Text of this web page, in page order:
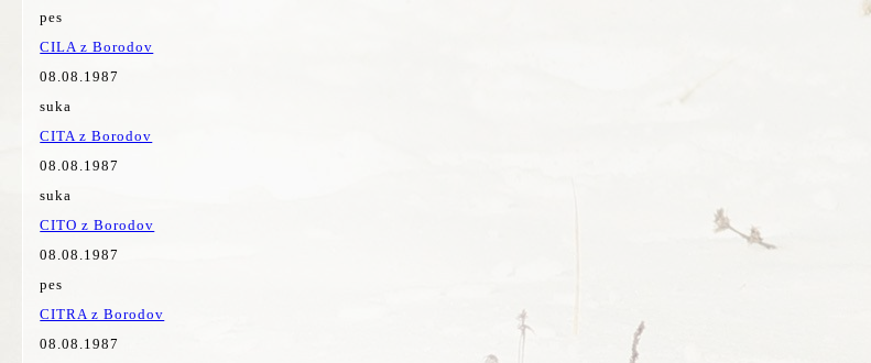
pes
CILA z Borodov
08.08.1987
suka
CITA z Borodov
08.08.1987
suka
CITO z Borodov
08.08.1987
pes
CITRA z Borodov
08.08.1987